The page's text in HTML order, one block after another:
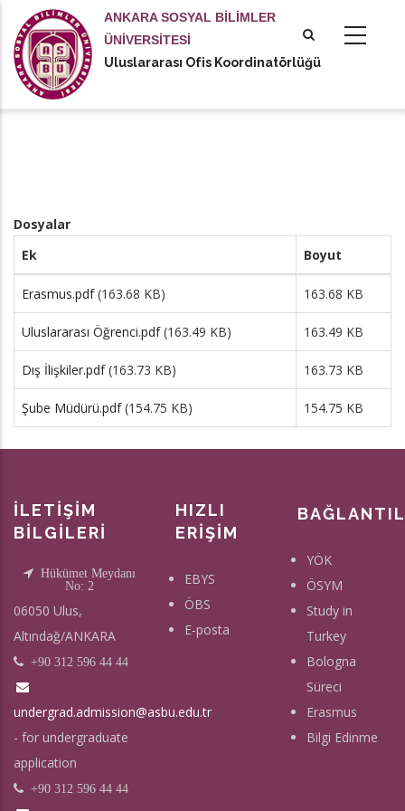
içeriğe
atla
ANKARA SOSYAL BİLİMLER
ÜNİVERSİTESİ
Uluslararası Ofis Koordinatörlüğü
actions
Dosyalar
Ek
Boyut
Erasmus.pdf (163.68 KB) 163.68 KB
Uluslararası Öğrenci.pdf (163.49 KB) 163.49 KB
Dış İlişkiler.pdf (163.73 KB) 163.73 KB
Şube Müdürü.pdf (154.75 KB) 154.75 KB
İLETİŞİM
BİLGİLERİ
Hükümet Meydanı
No: 2
06050 Ulus,
Altındağ/ANKARA
+90 312 596 44 44
undergrad.admission@asbu.edu.tr
- for undergraduate
application
+90 312 596 44 44
HIZLI
ERİŞİM
EBYS
ÖBS
E-posta
YÖK
ÖSYM
Study in
Turkey
Bologna
Süreci
Erasmus
Bilgi Edinme